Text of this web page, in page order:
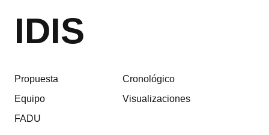
IDIS
Propuesta
Equipo
FADU
Cronológico
Visualizaciones